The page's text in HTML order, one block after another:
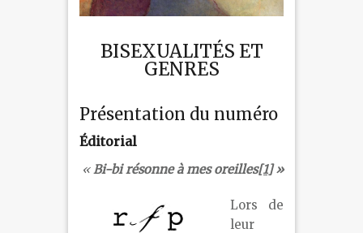
BISEXUALITÉS ET
GENRES
Présentation du numéro
Éditorial
«Bi-bi résonne à mes oreilles[1]»
Lors de
leur